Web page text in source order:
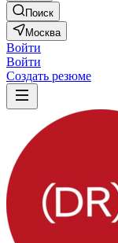
Поиск
Москва
Войти
Войти
Создать резюме